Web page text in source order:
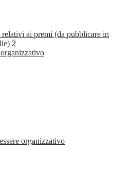
ai premi (da pubblicare in
2
organizzativo